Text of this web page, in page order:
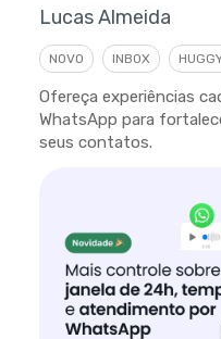
Lucas Almeida
NOVO INBOX
Ofereça experiências
WhatsApp para
seus contatos.